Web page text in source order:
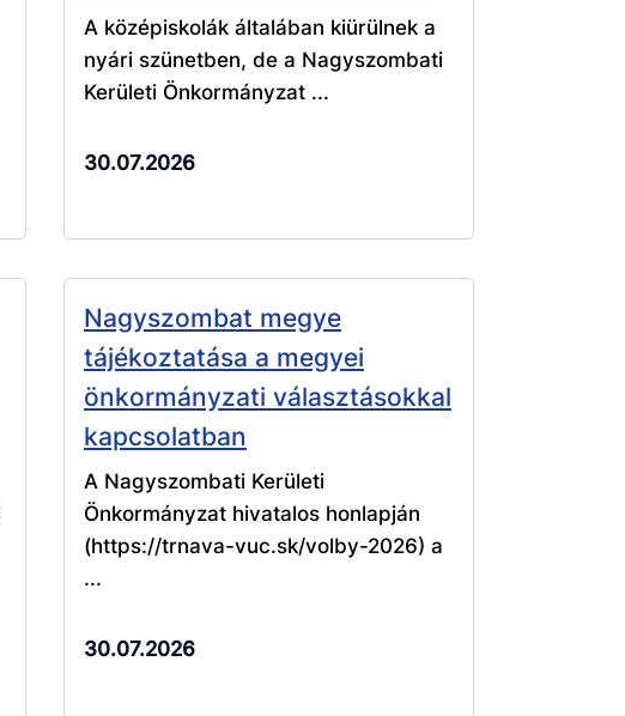
A középiskolák általában kiürülnek a
nyári szünetben, de a Nagyszombati
Kerületi Önkormányzat ...
30.07.2026
Nagyszombat megye
tájékoztatása a megyei
önkormányzati választásokkal
kapcsolatban
A Nagyszombati Kerületi
Önkormányzat hivatalos honlapján
(https://trnava-vuc.sk/volby-2026) a
...
30.07.2026